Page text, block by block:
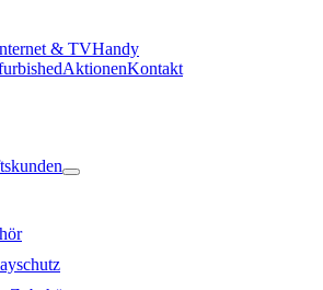
& TVHandy
AktionenKontakt